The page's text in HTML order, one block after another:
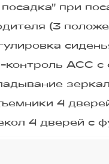
при
(3
ACC
4
4 дверей с